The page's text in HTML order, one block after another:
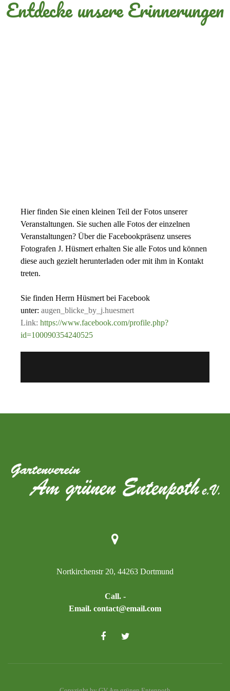
Entdecke unsere Erinnerungen
Hier finden Sie einen kleinen Teil der Fotos unserer
Veranstaltungen. Sie suchen alle Fotos der einzelnen
Veranstaltungen? Über die Facebookpräsenz unseres
Fotografen J. Hüsmert erhalten Sie alle Fotos und können
diese auch gezielt herunterladen oder mit ihm in Kontakt
treten.
Sie finden Herrn Hüsmert bei Facebook
unter: augen_blicke_by_j.huesmert
Link: https://www.facebook.com/profile.php?
id=100090354240525
Nortkirchenstr 20, 44263 Dortmund
Call. -
Email. contact@email.com